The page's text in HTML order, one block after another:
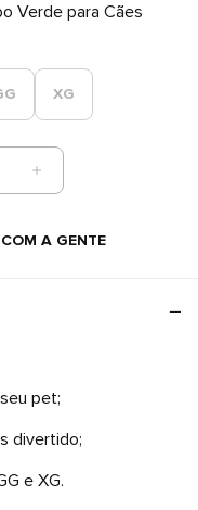
Verde para Cães
XG
A GENTE
pet;
divertido;
e XG.